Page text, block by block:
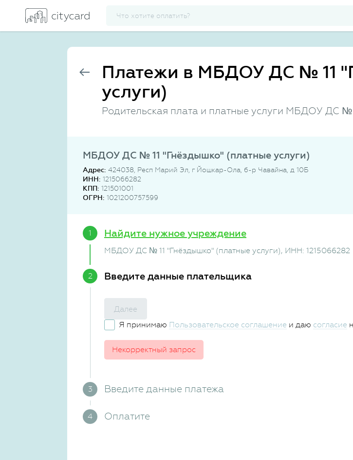
Платежи в МБДОУ ДС № 11
услуги)
Родительская плата и платные услуги МБДОУ ДС №
МБДОУ ДС № 11 "Гнёздышко" (платные услуги)
Адрес: 424038, Респ Марий Эл, г Йошкар-Ола, б-р Чавайна, д 10Б
ИНН: 1215066282
КПП: 121501001
ОГРН: 1021200757599
Найдите нужное учреждение
МБДОУ ДС № 11 "Гнёздышко" (платные услуги), ИНН: 1215066282
Введите данные плательщика
Далее
Я принимаю Пользовательское соглашение и даю согласие
Некорректный запрос
Введите данные платежа
Оплатите